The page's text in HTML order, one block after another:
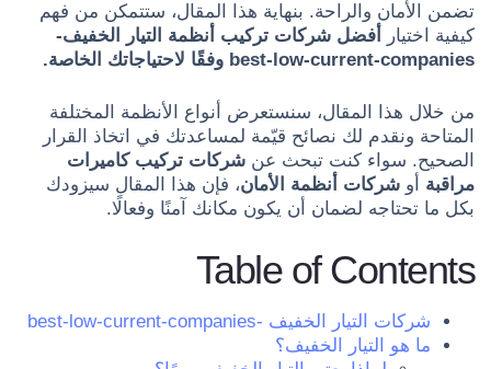
تضمن الأمان والراحة. بنهاية هذا المقال، ستتمكن من فهم
كيفية اختيار
أفضل شركات تركيب أنظمة التيار الخفيف-
best-low-current-companies وفقًا لاحتياجاتك الخاصة.
من خلال هذا المقال، سنستعرض أنواع الأنظمة المختلفة
المتاحة ونقدم لك نصائح قيّمة لمساعدتك في اتخاذ القرار
الصحيح. سواء كنت تبحث عن شركات تركيب كاميرات
مراقبة أو شركات أنظمة الأمان، فإن هذا المقال سيزودك
بكل ما تحتاجه لضمان أن يكون مكانك آمنًا وفعالًا.
Table of Contents
شركات التيار الخفيف -best-low-current-companies
ما هو التيار الخفيف؟